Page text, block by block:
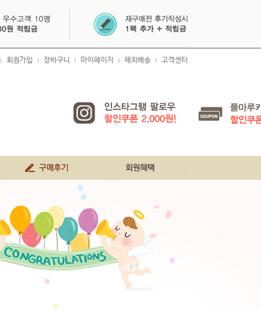
회원가입 장바구니 마이페이지 해외배송 고객센터
공지사항
FAQ
1:1문의
Q&A
해외배송